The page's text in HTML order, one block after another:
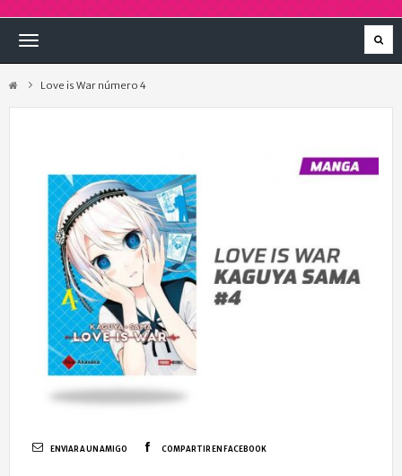
Navegación
Love is War número 4
ENVIAR A UN AMIGO COMPARTIR EN FACEBOOK